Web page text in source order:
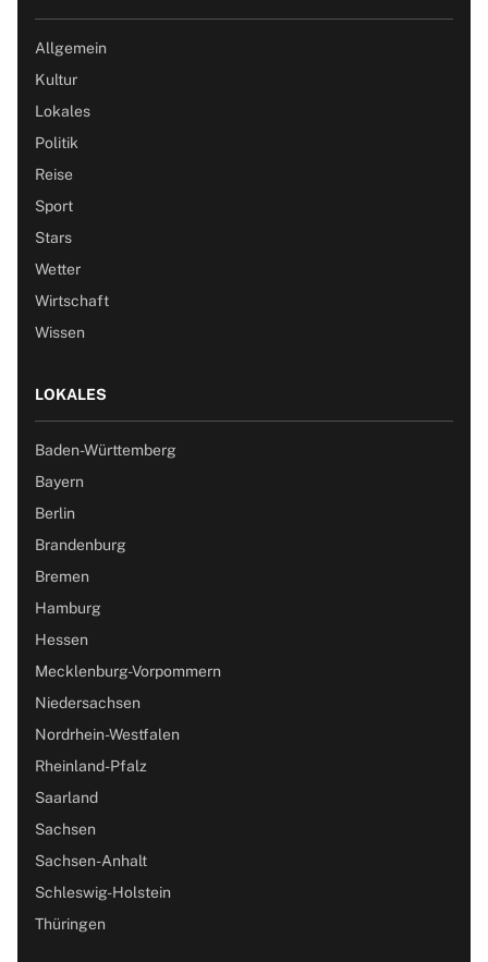
Allgemein
Kultur
Lokales
Politik
Reise
Sport
Stars
Wetter
Wirtschaft
Wissen
LOKALES
Baden-Württemberg
Bayern
Berlin
Brandenburg
Bremen
Hamburg
Hessen
Mecklenburg-Vorpommern
Niedersachsen
Nordrhein-Westfalen
Rheinland-Pfalz
Saarland
Sachsen
Sachsen-Anhalt
Schleswig-Holstein
Thüringen